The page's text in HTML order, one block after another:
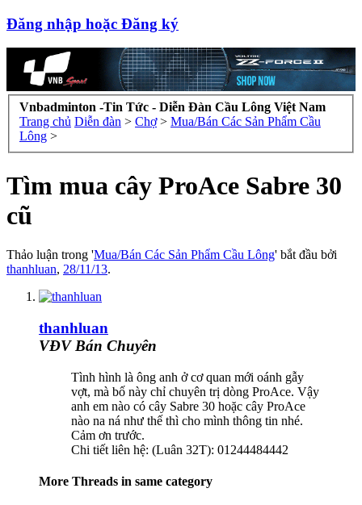
Đăng nhập hoặc Đăng ký
Vnbadminton -Tin Tức - Diễn Đàn Cầu Lông Việt Nam
Trang chủ Diễn đàn > Chợ > Mua/Bán Các Sản Phẩm Cầu
Lông >
Tìm mua cây ProAce Sabre 30
cũ
Thảo luận trong 'Mua/Bán Các Sản Phẩm Cầu Lông' bắt đầu bởi
thanhluan, 28/11/13.
thanhluan
VĐV Bán Chuyên
Tình hình là ông anh ở cơ quan mới oánh gẫy
vợt, mà bố này chỉ chuyên trị dòng ProAce. Vậy
anh em nào có cây Sabre 30 hoặc cây ProAce
nào na ná như thế thì cho mình thông tin nhé.
Cảm ơn trước.
Chi tiết liên hệ: (Luân 32T): 01244484442
More Threads in same category